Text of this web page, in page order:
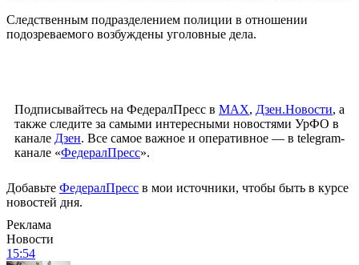
Следственным подразделением полиции в отношении
подозреваемого возбуждены уголовные дела.
Подписывайтесь на ФедералПресс в МАХ, Дзен.Новости, а
также следите за самыми интересными новостями УрФО в
канале Дзен. Все самое важное и оперативное — в telegram-
канале «ФедералПресс».
Добавьте ФедералПресс в мои источники, чтобы быть в курсе
новостей дня.
Реклама
Новости
15:54